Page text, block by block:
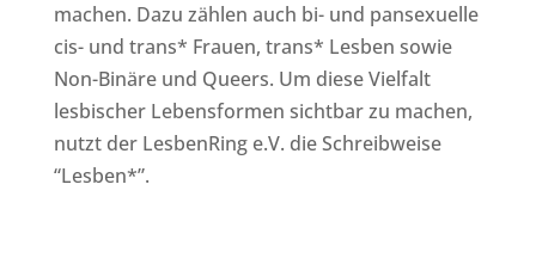
machen. Dazu zählen auch bi- und pansexuelle
cis- und trans* Frauen, trans* Lesben sowie
Non-Binäre und Queers. Um diese Vielfalt
lesbischer Lebensformen sichtbar zu machen,
nutzt der LesbenRing e.V. die Schreibweise
“Lesben*”.